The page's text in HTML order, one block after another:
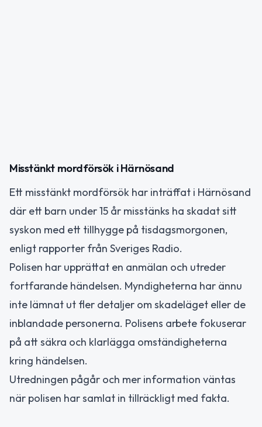
Misstänkt mordförsök i Härnösand
Ett misstänkt mordförsök har inträffat i Härnösand
där ett barn under 15 år misstänks ha skadat sitt
syskon med ett tillhygge på tisdagsmorgonen,
enligt rapporter från Sveriges Radio.
Polisen har upprättat en anmälan och utreder
fortfarande händelsen. Myndigheterna har ännu
inte lämnat ut fler detaljer om skadeläget eller de
inblandade personerna. Polisens arbete fokuserar
på att säkra och klarlägga omständigheterna
kring händelsen.
Utredningen pågår och mer information väntas
när polisen har samlat in tillräckligt med fakta.